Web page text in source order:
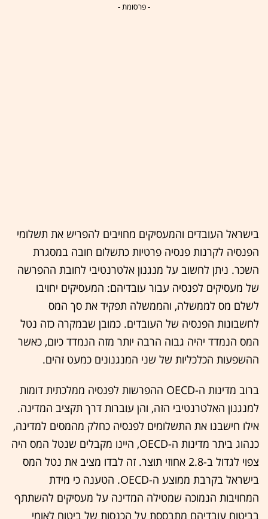
- פרסומת -
בישראל העובדים והמעסיקים מחויבים להפריש את תשלומי
הפנסיה לקרנות פנסיה פרטיות כתשלום חובה במסגרת
השכר. ניתן לחשוב על מנגנון אלטרנטיבי לחובת ההפרשה
של מעסיקים לפנסיה עבור עובדיהם: המעסיקים יחויבו
לשלם מס לממשלה, והממשלה תפקיד את סך המס
לחשבונות הפנסיה של העובדים. כמובן שבמקרה כזה נטל
המס הנמדד יהיה גבוה הרבה יותר מזה הנמדד כיום, כאשר
ההשפעות הכלכליות של שני המנגנונים כמעט זהים.
ברוב מדינות ה-OECD ההפרשות לפנסיה ממלכתית דומות
למנגנון האלטרנטיבי הזה, והן עוברות דרך תקציב המדינה.
אילו חישבנו את התשלומים לפנסיה כחלק מהמסים למדינה,
כנהוג ביתר מדינות ה-OECD, היינו מקבלים שנטל המס היה
צפוי לגדול ב-2.8 אחוזי תוצר. זה לבדו מציב את נטל המס
בישראל בקרבת ממוצע ה-OECD. הטענה כי מידת
המחויבות הנמוכה שמטילה המדינה על מעסיקים להשתתף
בביטוח עובדיהם מתבססת על הכנסות של ביטוח לאומי